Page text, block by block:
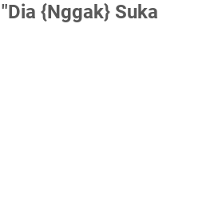
{Nggak} Suka